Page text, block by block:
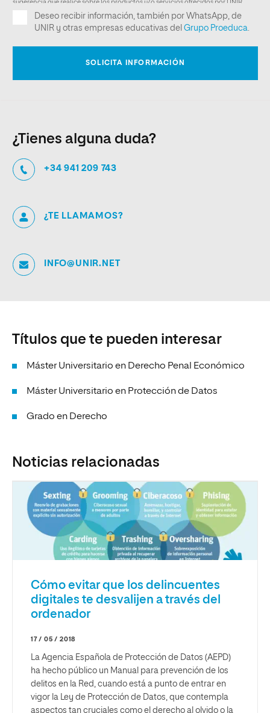
¿Tienes alguna duda?
+34 941 209 743
¿TE LLAMAMOS?
INFO@UNIR.NET
Títulos que te pueden interesar
Máster Universitario en Derecho Penal Económico
Máster Universitario en Protección de Datos
Grado en Derecho
Noticias relacionadas
Cómo evitar que los delincuentes
digitales te desvalijen a través del
ordenador
17 / 05 / 2018
La Agencia Española de Protección de Datos (AEPD)
ha hecho público un Manual para prevención de los
delitos en la Red, cuando está a punto de entrar en
vigor la Ley de Protección de Datos, que contempla
aspectos tan cruciales como el derecho al olvido o la